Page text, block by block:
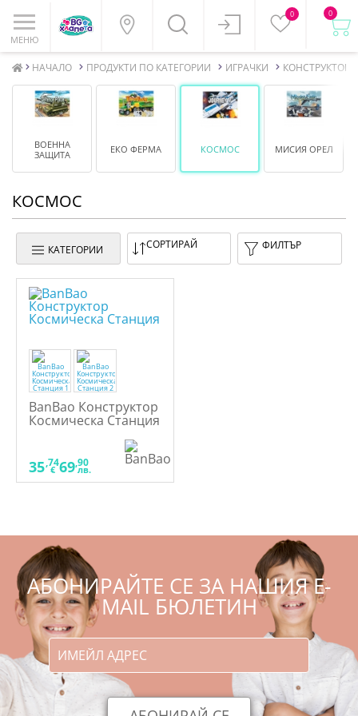
МЕНЮ
0 0
НАЧАЛО ПРОДУКТИ ПО КАТЕГОРИИ ИГРАЧКИ
ВОЕННА
ЗАЩИТА
ЕКО ФЕРМА КОСМОС МИСИЯ ОРЕЛ
КОСМОС
КАТЕГОРИИ СОРТИРАЙ ФИЛТЪР
BanBao Конструктор
Космическа Станция
35,74
€ 69,90
лв.
АБОНИРАЙТЕ СЕ ЗА НАШИЯ E-
MAIL БЮЛЕТИН